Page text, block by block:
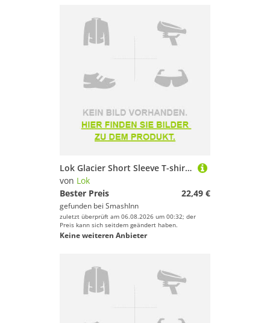
Lok Glacier Short Sleeve T-shirt Weiß L Mann
von Lok
Bester Preis
22,49 €
gefunden bei SmashInn
zuletzt überprüft am 06.08.2026 um 00:32; der
Preis kann sich seitdem geändert haben.
Keine weiteren Anbieter